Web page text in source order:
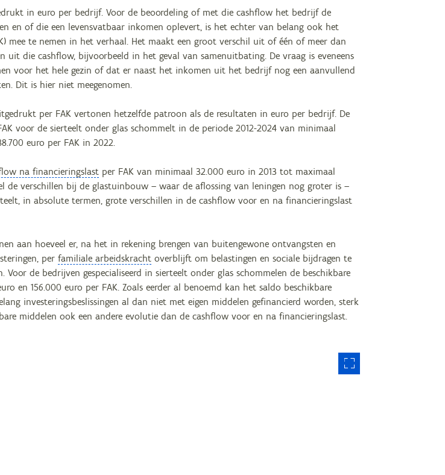
in euro per bedrijf. Voor de beoordeling of met die cashflow het bedrijf de
en of die een levensvatbaar inkomen oplevert, is het echter van belang ook het
mee te nemen in het verhaal. Het maakt een groot verschil uit of één of meer dan
uit die cashflow, bijvoorbeeld in het geval van samenuitbating. De vraag is eveneens
voor het hele gezin of dat er naast het inkomen uit het bedrijf nog een aanvullend
Dit is hier niet meegenomen.
per FAK vertonen hetzelfde patroon als de resultaten in euro per bedrijf. De
voor de sierteelt onder glas schommelt in de periode 2012-2024 van minimaal
euro per FAK in 2022.
na financieringslast per FAK van minimaal 32.000 euro in 2013 tot maximaal
de verschillen bij de glastuinbouw – waar de aflossing van leningen nog groter is –
in absolute termen, grote verschillen in de cashflow voor en na financieringslast
aan hoeveel er, na het in rekening brengen van buitengewone ontvangsten en
perfamiliale arbeidskracht overblijft om belastingen en sociale bijdragen te
Voor de bedrijven gespecialiseerd in sierteelt onder glas schommelen de beschikbare
en 156.000 euro per FAK. Zoals eerder al benoemd kan het saldo beschikbare
investeringsbeslissingen al dan niet met eigen middelen gefinancierd worden, sterk
middelen ook een andere evolutie dan de cashflow voor en na financieringslast.